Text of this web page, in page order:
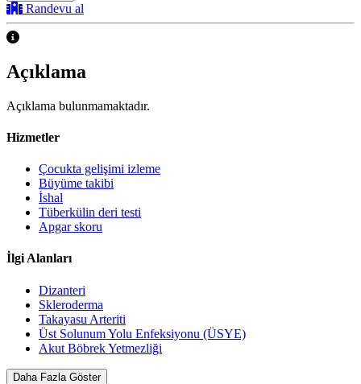
Randevu al
Açıklama
Açıklama bulunmamaktadır.
Hizmetler
Çocukta gelişimi izleme
Büyüme takibi
İshal
Tüberkülin deri testi
Apgar skoru
İlgi Alanları
Dizanteri
Skleroderma
Takayasu Arteriti
Üst Solunum Yolu Enfeksiyonu (ÜSYE)
Akut Böbrek Yetmezliği
Daha Fazla Göster